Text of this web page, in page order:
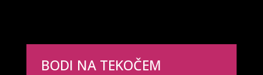
BODI NA TEKOČEM